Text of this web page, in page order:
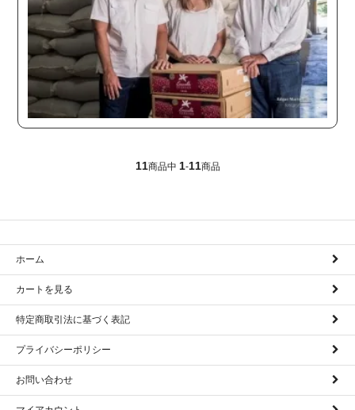
11商品中 1-11商品
ホーム
カートを見る
特定商取引法に基づく表記
プライバシーポリシー
お問い合わせ